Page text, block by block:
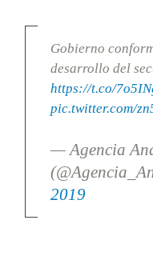
Gobierno
desarrollo del
https://t.co/
pic.twitter.com/
— Agencia
2019